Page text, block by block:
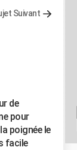
Suivant
de
pour
poignée le
facile